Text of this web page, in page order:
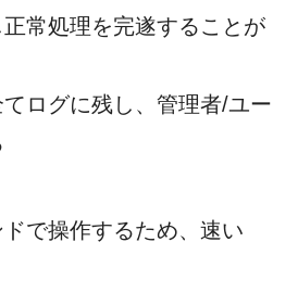
常処理を完遂することが
ログに残し、管理者/ユー
で操作するため、速い